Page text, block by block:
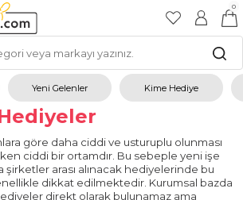
0
Yeni Gelenler Kime Hediye
göre daha ciddi ve usturuplu olunması
ciddi bir ortamdır. Bu sebeple yeni işe
şirketler arası alınacak hediyelerinde bu
dikkat edilmektedir. Kurumsal bazda
direkt olarak bulunamaz ama